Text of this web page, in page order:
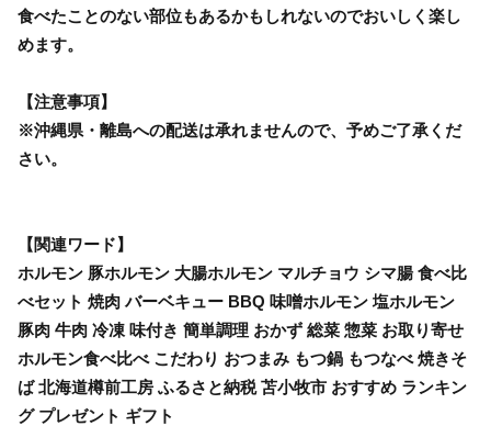
食べたことのない部位もあるかもしれないのでおいしく楽し
めます。
【注意事項】
※沖縄県・離島への配送は承れませんので、予めご了承くだ
さい。
【関連ワード】
ホルモン 豚ホルモン 大腸ホルモン マルチョウ シマ腸 食べ比
べセット 焼肉 バーベキュー BBQ 味噌ホルモン 塩ホルモン
豚肉 牛肉 冷凍 味付き 簡単調理 おかず 総菜 惣菜 お取り寄せ
ホルモン食べ比べ こだわり おつまみ もつ鍋 もつなべ 焼きそ
ば 北海道樽前工房 ふるさと納税 苫小牧市 おすすめ ランキン
グ プレゼント ギフト